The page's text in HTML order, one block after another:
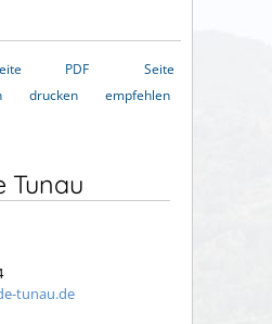
PDF
drucken
Seite
empfehlen
Tunau
tunau.de